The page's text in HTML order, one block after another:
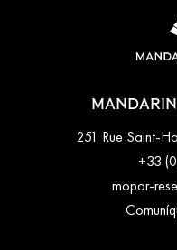
251 Rue Saint-
+33
mopar-